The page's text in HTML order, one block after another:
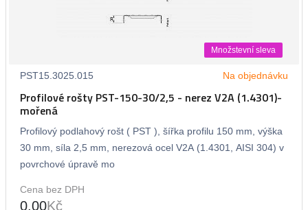
Množstevní sleva
PST15.3025.015 Na objednávku
Profilové rošty PST-150-30/2,5 - nerez V2A (1.4301)-
mořená
Profilový podlahový rošt ( PST ), šířka profilu 150 mm, výška
30 mm, síla 2,5 mm, nerezová ocel V2A (1.4301, AISI 304) v
povrchové úpravě mo
Cena bez DPH
0,00Kč